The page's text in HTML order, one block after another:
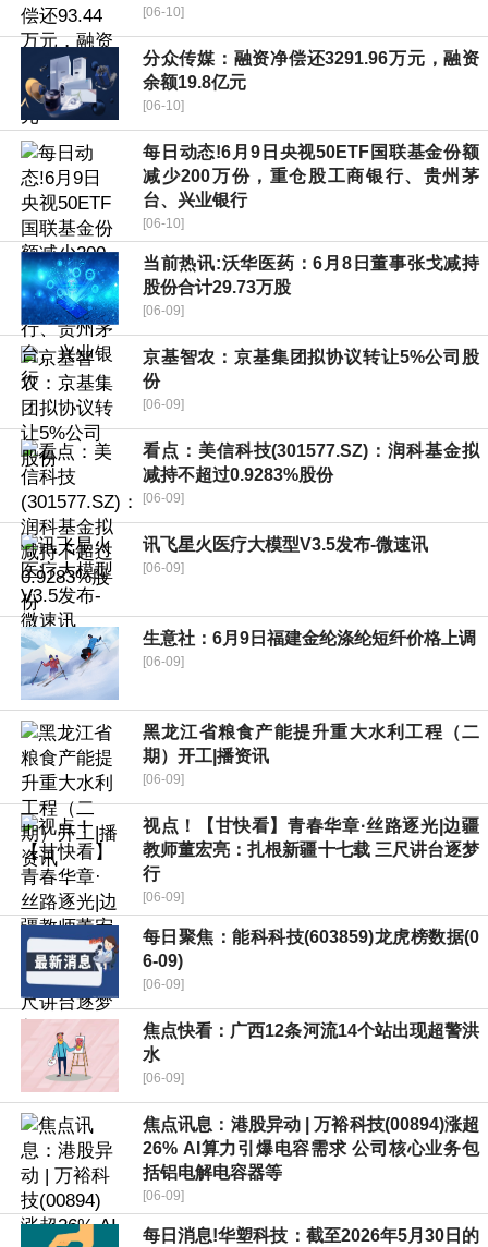
[06-10]
分众传媒：融资净偿还3291.96万元，融资
余额19.8亿元
[06-10]
每日动态!6月9日央视50ETF国联基金份额
减少200万份，重仓股工商银行、贵州茅
台、兴业银行
[06-10]
当前热讯:沃华医药：6月8日董事张戈减持
股份合计29.73万股
[06-09]
京基智农：京基集团拟协议转让5%公司股
份
[06-09]
看点：美信科技(301577.SZ)：润科基金拟
减持不超过0.9283%股份
[06-09]
讯飞星火医疗大模型V3.5发布-微速讯
[06-09]
生意社：6月9日福建金纶涤纶短纤价格上调
[06-09]
黑龙江省粮食产能提升重大水利工程（二
期）开工|播资讯
[06-09]
视点！【甘快看】青春华章·丝路逐光|边疆
教师董宏亮：扎根新疆十七载 三尺讲台逐梦
行
[06-09]
每日聚焦：能科科技(603859)龙虎榜数据(0
6-09)
[06-09]
焦点快看：广西12条河流14个站出现超警洪
水
[06-09]
焦点讯息：港股异动 | 万裕科技(00894)涨超
26% AI算力引爆电容需求 公司核心业务包
括铝电解电容器等
[06-09]
每日消息!华塑科技：截至2026年5月30日的